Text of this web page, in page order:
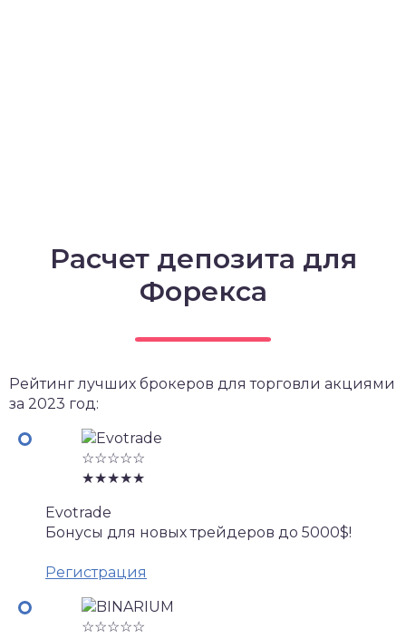
Расчет депозита для
Форекса
Рейтинг лучших брокеров для торговли акциями
за 2023 год:
☆☆☆☆☆
★★★★★
Evotrade
Бонусы для новых трейдеров до 5000$!
Регистрация
☆☆☆☆☆